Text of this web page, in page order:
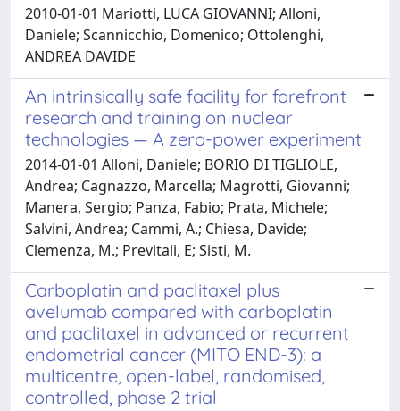
2010-01-01 Mariotti, LUCA GIOVANNI; Alloni,
Daniele; Scannicchio, Domenico; Ottolenghi,
ANDREA DAVIDE
An intrinsically safe facility for forefront
research and training on nuclear
technologies — A zero-power experiment
2014-01-01 Alloni, Daniele; BORIO DI TIGLIOLE,
Andrea; Cagnazzo, Marcella; Magrotti, Giovanni;
Manera, Sergio; Panza, Fabio; Prata, Michele;
Salvini, Andrea; Cammi, A.; Chiesa, Davide;
Clemenza, M.; Previtali, E; Sisti, M.
Carboplatin and paclitaxel plus
avelumab compared with carboplatin
and paclitaxel in advanced or recurrent
endometrial cancer (MITO END-3): a
multicentre, open-label, randomised,
controlled, phase 2 trial